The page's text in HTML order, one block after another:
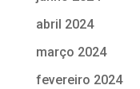
abril 2024
março 2024
fevereiro 2024